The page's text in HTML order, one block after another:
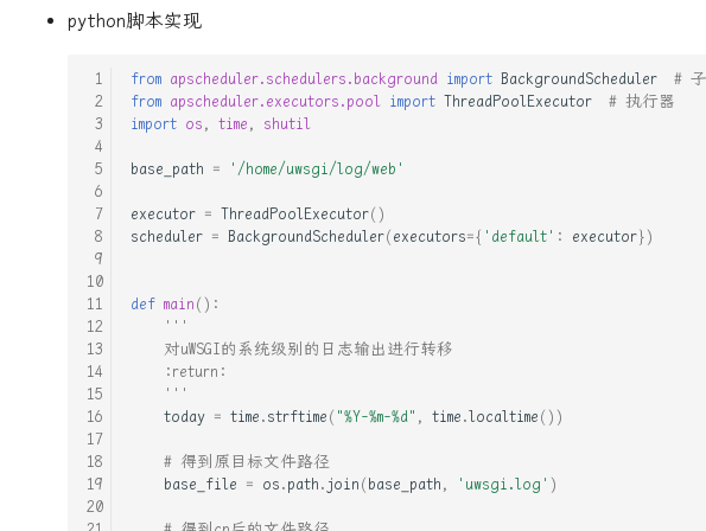
python脚本实现
from apscheduler.schedulers.background import BackgroundScheduler
#
from apscheduler.executors.pool import ThreadPoolExecutor
# 执行器
import os, time, shutil
base_path = '/home/uwsgi/log/web'
executor = ThreadPoolExecutor()
scheduler = BackgroundScheduler(executors={ 'default' : executor})
def main():
'''
    对uWSGI的系统级别的日志输出进行转移
    :return:
    '''
today = time.strftime( "%Y-%m-%d" , time.localtime())
# 得到原目标文件路径
base_file = os.path. join(base_path, 'uwsgi.log' )